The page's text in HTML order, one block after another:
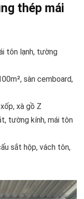
thép mái
tôn lạnh, tường
sàn cemboard,
xà gồ Z
tường kính, mái tôn
sắt hộp, vách tôn,